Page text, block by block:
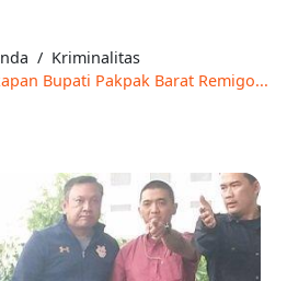
Kriminalitas
Bupati Pakpak Barat Remigo...